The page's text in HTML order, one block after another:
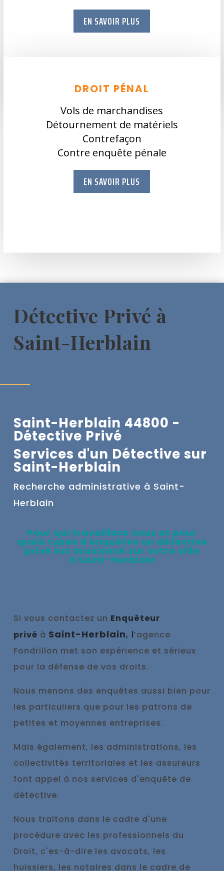
EN SAVOIR PLUS
DROIT PÉNAL
Vols de marchandises
Détournement de matériels
Contrefaçon
Contre enquête pénale
EN SAVOIR PLUS
Détective Privé à
Saint-Herblain
Saint-Herblain 44800 -
Détective Privé
Services d'un Détective sur
Saint-Herblain
Recherche administrative à Saint-
Herblain
Pour qui travaillons nous et pour
quels types d'enquêtes un détective
privé est missionné sur votre ville
à Saint-Herblain
Si vous contactez un Enquêteur
privé à Saint-Herblain, l’agence
Fondrillon met son expérience et sérieux
pour la défense de vos droits.
Nous menons des enquêtes aussi bien pour
les particuliers que pour les patrons de
petites et moyennes entreprises.
Mais également, les administrations, les
collectivités territoriales et les assureurs
font appel à nos services d'enquête de
détective.
Nous traitons dans le cadre d'une
procédure avec les professionnels du
Droit, c'es-à-dire les avocats, les
huissiers, les notaires dans le cadre de